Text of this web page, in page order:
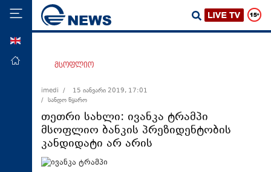
მთავარი
ეკონომიკა
მსოფლიო
ჯანდაცვა
საზოგადოება
მსოფლიო
imedi /
15 იანვარი 2019, 17:01
/ სანდო წყარო
თეთრი სახლი: ივანკა ტრამპი
მსოფლიო ბანკის პრეზიდენტობის
კანდიდატი არ არის